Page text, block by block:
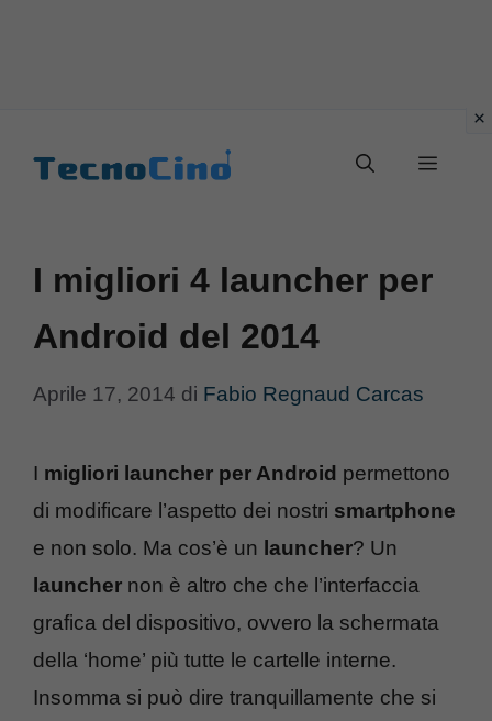
Menu
I migliori 4 launcher per
Android del 2014
Aprile 17, 2014 di Fabio Regnaud Carcas
I migliori launcher per Android permettono
di modificare l’aspetto dei nostri smartphone
e non solo. Ma cos’è un launcher? Un
launcher non è altro che che l’interfaccia
grafica del dispositivo, ovvero la schermata
della ‘home’ più tutte le cartelle interne.
Insomma si può dire tranquillamente che si